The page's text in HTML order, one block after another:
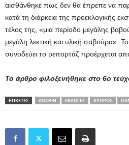
αισθάνθηκε πως δεν θα έπρεπε να
κατά τη διάρκεια της προεκλογικής
τέλος της, «μια περίοδο μεγάλης
μεγάλη λεκτική και υλική σαβούρα».
συνοδεύει το ρεπορτάζ προέρχεται
Το άρθρο φιλοξενήθηκε στο 6ο
ΕΤΙΚΕΤΕΣ ΆΠΟΨΗ ΕΚΛΟΓΈΣ ΚΎΠΡΟΣ